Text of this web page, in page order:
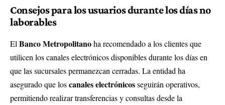
Consejos para los usuarios durante los días no
laborables
El Banco Metropolitanoha recomendado a los clientes que
utilicen los canales electrónicos disponibles durante los días en
que las sucursales permanezcan cerradas. La entidad ha
asegurado que loscanales electrónicosseguirán operativos,
permitiendo realizar transferencias y consultas desde la